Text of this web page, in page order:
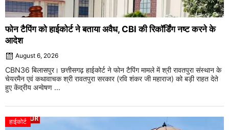
फोन टैपिंग को हाईकोर्ट ने बताया अवैध, CBI की रिकॉर्डिंग नष्ट करने के
आदेश
August 6, 2026
CBN36 बिलासपुर। छत्तीसगढ़ हाईकोर्ट ने फोन टैपिंग मामले में श्री रावतपुरा संस्थान के
चेयरमैन एवं कथावाचक श्री रावतपुरा सरकार (रवि शंकर जी महाराज) को बड़ी राहत देते
हुए केंद्रीय अन्वेषण ...
हाईकोर्ट